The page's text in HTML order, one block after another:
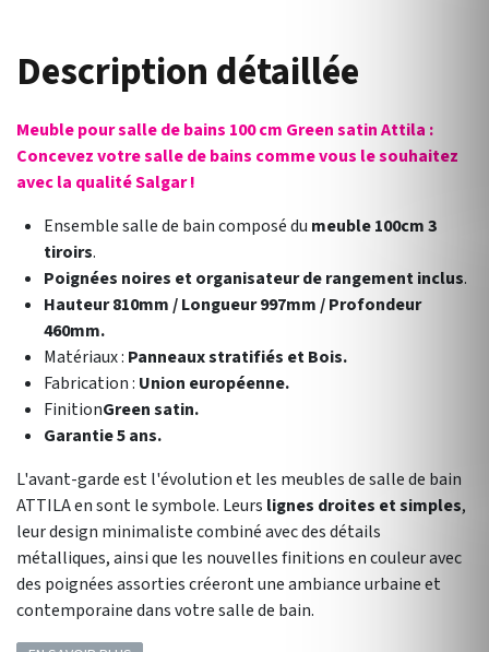
Description détaillée
Meuble pour salle de bains 100 cm Green satin Attila :
Concevez votre salle de bains comme vous le souhaitez
avec la qualité Salgar !
Ensemble salle de bain composé du meuble 100cm 3
tiroirs.
Poignées noires et organisateur de rangement inclus.
Hauteur 810mm / Longueur 997mm / Profondeur
460mm.
Matériaux : Panneaux stratifiés et Bois.
Fabrication : Union européenne.
FinitionGreen satin.
Garantie 5 ans.
L'avant-garde est l'évolution et les meubles de salle de bain
ATTILA en sont le symbole. Leurs lignes droites et simples,
leur design minimaliste combiné avec des détails
métalliques, ainsi que les nouvelles finitions en couleur avec
des poignées assorties créeront une ambiance urbaine et
contemporaine dans votre salle de bain.